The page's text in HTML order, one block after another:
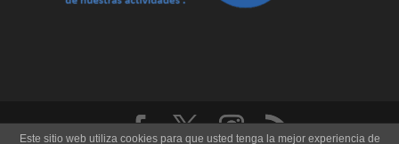
Este sitio web utiliza cookies para que usted tenga la mejor experiencia de